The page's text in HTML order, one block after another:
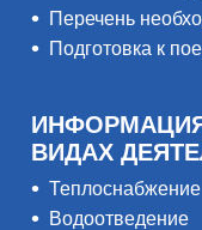
Перечень
Подготовка к
ВИДАХ
Теплоснабжение
Водоотведение